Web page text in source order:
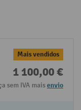
Mais vendidos
1 100,00 €
sem IVA maisenvio